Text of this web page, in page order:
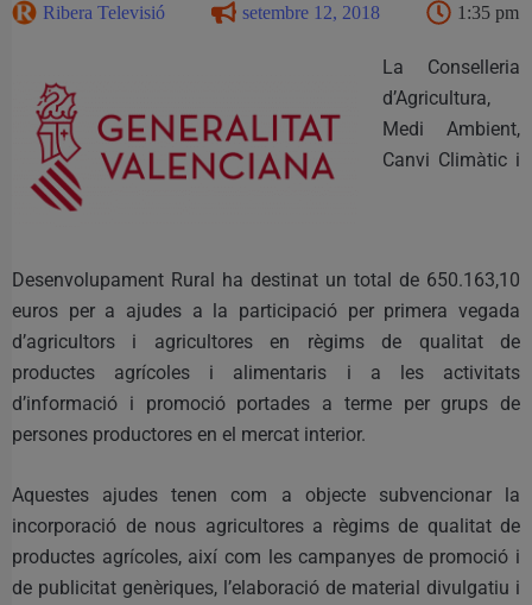
Ribera Televisió setembre 12, 2018 1:35 pm
La Conselleria
d’Agricultura,
Medi Ambient,
Canvi Climàtic i
Desenvolupament Rural ha destinat un total de 650.163,10
euros per a ajudes a la participació per primera vegada
d’agricultors i agricultores en règims de qualitat de
productes agrícoles i alimentaris i a les activitats
d’informació i promoció portades a terme per grups de
persones productores en el mercat interior.
Aquestes ajudes tenen com a objecte subvencionar la
incorporació de nous agricultores a règims de qualitat de
productes agrícoles, així com les campanyes de promoció i
de publicitat genèriques, l’elaboració de material divulgatiu i